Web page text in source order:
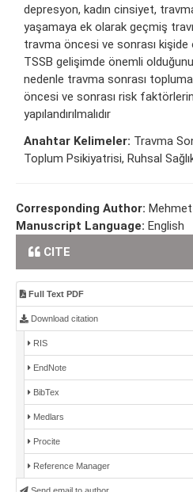
depresyon, kadın cinsiyet,
yaşamaya ek olarak geçmiş
travma öncesi ve sonrası
TSSB gelişimde önemli
nedenle travma sonrası
öncesi ve sonrası risk
yapılandırılmalıdır
Anahtar Kelimeler: Travma
Toplum Psikiyatrisi, Ruhsal
Corresponding Author:
Manuscript Language: English
CITE
Full Text PDF
Download citation
RIS
EndNote
BibTex
Medlars
Procite
Reference Manager